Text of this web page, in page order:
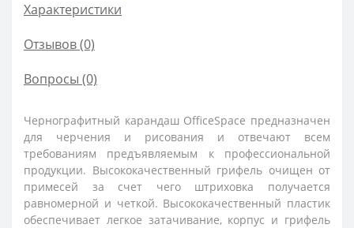
Характеристики
Отзывов (0)
Вопросы (0)
Чернографитный карандаш OfficeSpace предназначен
для черчения и рисования и отвечают всем
требованиям предъявляемым к профессиональной
продукции. Высококачественный грифель очищен от
примесей за счет чего штриховка получается
равномерной и четкой. Высококачественный пластик
обеспечивает легкое затачивание, корпус и грифель